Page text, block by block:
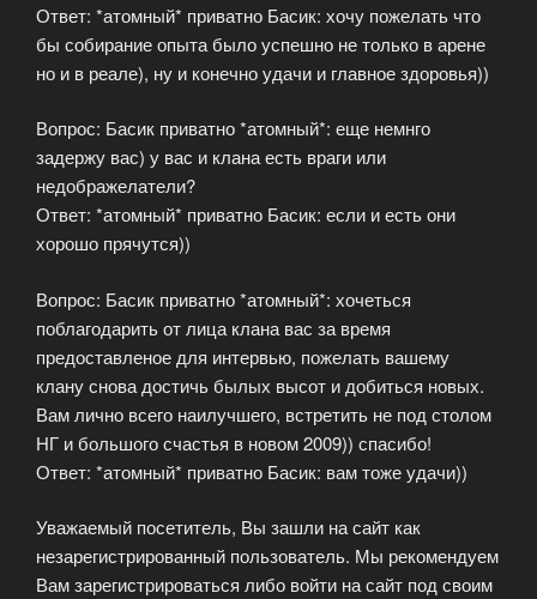
Ответ: *атомный* приватно Басик: хочу пожелать что
бы собирание опыта было успешно не только в арене
но и в реале), ну и конечно удачи и главное здоровья))
Вопрос: Басик приватно *атомный*: еще немнго
задержу вас) у вас и клана есть враги или
недображелатели?
Ответ: *атомный* приватно Басик: если и есть они
хорошо прячутся))
Вопрос: Басик приватно *атомный*: хочеться
поблагодарить от лица клана вас за время
предоставленое для интервью, пожелать вашему
клану снова достичь былых высот и добиться новых.
Вам лично всего наилучшего, встретить не под столом
НГ и большого счастья в новом 2009)) спасибо!
Ответ: *атомный* приватно Басик: вам тоже удачи))
Уважаемый посетитель, Вы зашли на сайт как
незарегистрированный пользователь. Мы рекомендуем
Вам зарегистрироваться либо войти на сайт под своим